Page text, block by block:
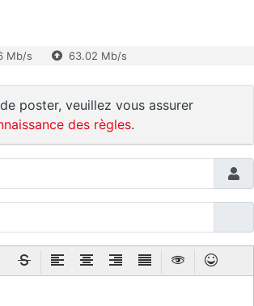
Mb/s 63.02 Mb/s
poster, veuillez vous assurer
des règles.